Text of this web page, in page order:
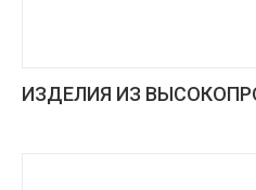
ИЗДЕЛИЯ ИЗ